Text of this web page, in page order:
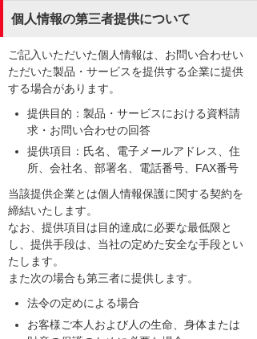
個人情報の第三者提供について
ご記入いただいた個人情報は、お問い合わせい
ただいた製品・サービスを提供する企業に提供
する場合があります。
提供目的：製品・サービスにおける資料請
求・お問い合わせの回答
提供項目：氏名、電子メールアドレス、住
所、会社名、部署名、電話番号、FAX番号
当該提供企業とは個人情報保護に関する契約を
締結いたします。
なお、提供項目は目的達成に必要な最低限と
し、提供手段は、当社の定めた安全な手段とい
たします。
また次の場合も第三者に提供します。
法令の定めによる場合
お客様ご本人および人の生命、身体または